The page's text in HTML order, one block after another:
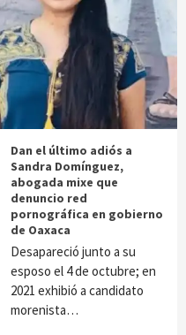
Dan el último adiós a
Sandra Domínguez,
abogada mixe que
denuncio red
pornográfica en gobierno
de Oaxaca
Desapareció junto a su
esposo el 4 de octubre; en
2021 exhibió a candidato
morenista…